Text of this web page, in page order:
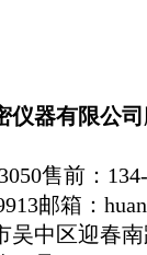
仪器有限公司
售前：
邮箱：
吴中区迎春